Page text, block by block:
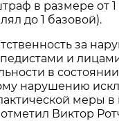
в размере от
до 1 базовой).
за
и
в
нарушению
меры в
Виктор